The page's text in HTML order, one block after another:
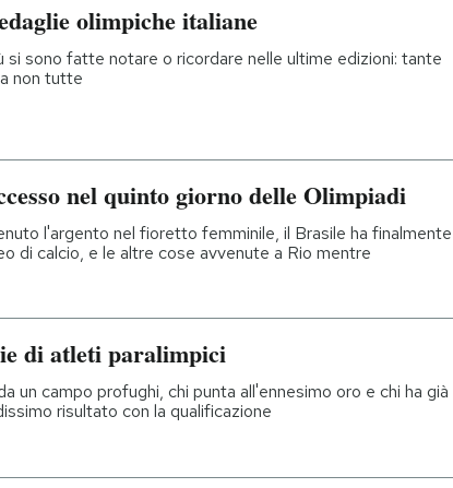
olimpiche italiane
si sono fatte notare o ricordare nelle ultime edizioni: tante
non tutte
nel quinto giorno delle Olimpiadi
l'argento nel fioretto femminile, il Brasile ha finalmente
di calcio, e le altre cose avvenute a Rio mentre
di atleti paralimpici
un campo profughi, chi punta all'ennesimo oro e chi ha già
risultato con la qualificazione